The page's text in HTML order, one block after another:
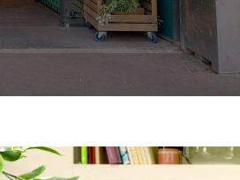
Découvrez nos marques
Nos marques de la nature